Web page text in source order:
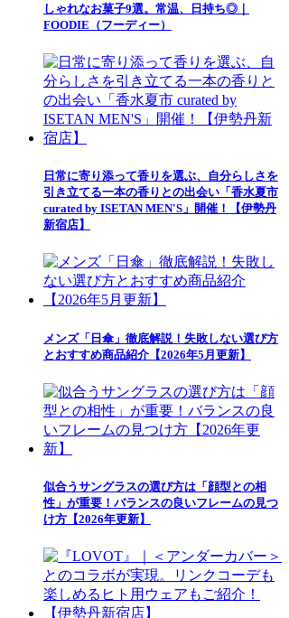
しゃれなお菓子9選。常温、日持ち◎｜
FOODIE（フーディー）
日常に寄り添って香りを選ぶ、自分らしさを
引き立てる一本の香りとの出会い「香水夏市
curated by ISETAN MEN'S」開催！【伊勢丹
新宿店】
メンズ「日傘」徹底解説！失敗しない選び方
とおすすめ商品紹介【2026年5月更新】
似合うサングラスの選び方は「顔型との相
性」が重要！バランスの良いフレームの見つ
け方【2026年更新】